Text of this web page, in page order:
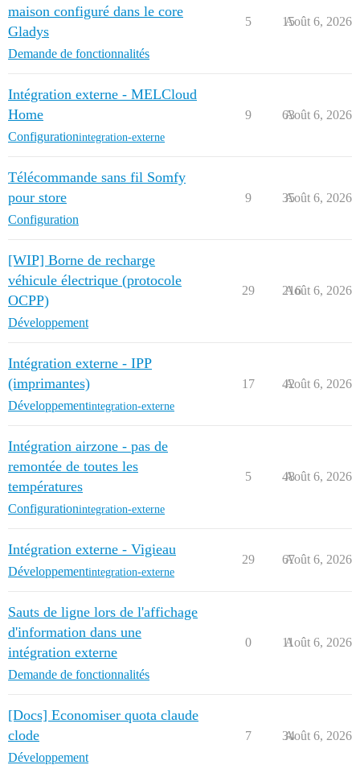
maison configuré dans le core
Gladys
Demande de fonctionnalités
5 15
Août 6, 2026
Intégration externe - MELCloud
Home
Configurationintegration-externe
9 63
Août 6, 2026
Télécommande sans fil Somfy
pour store
Configuration
9 35
Août 6, 2026
[WIP] Borne de recharge
véhicule électrique (protocole
OCPP)
Développement
29 216
Août 6, 2026
Intégration externe - IPP
(imprimantes)
Développementintegration-externe
17 42
Août 6, 2026
Intégration airzone - pas de
remontée de toutes les
températures
Configurationintegration-externe
5 48
Août 6, 2026
Intégration externe - Vigieau
Développementintegration-externe
29 67
Août 6, 2026
Sauts de ligne lors de l'affichage
d'information dans une
intégration externe
Demande de fonctionnalités
0 11
Août 6, 2026
[Docs] Economiser quota claude
clode
Développement
7 34
Août 6, 2026